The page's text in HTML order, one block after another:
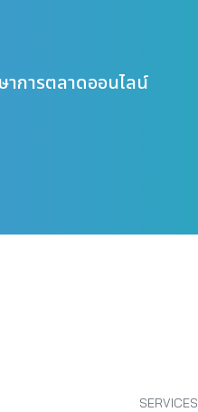
าการตลาดออนไลน์
SERVICES